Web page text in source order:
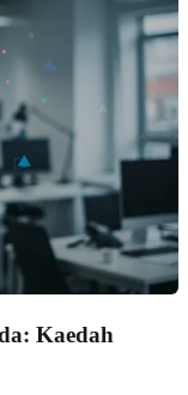
Kaedah